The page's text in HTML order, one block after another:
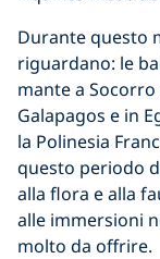
Durante questo
riguardano: le
mante a
Galapagos e in
la Polinesia
questo periodo
alla flora e alla
alle immersioni
molto da offrire.